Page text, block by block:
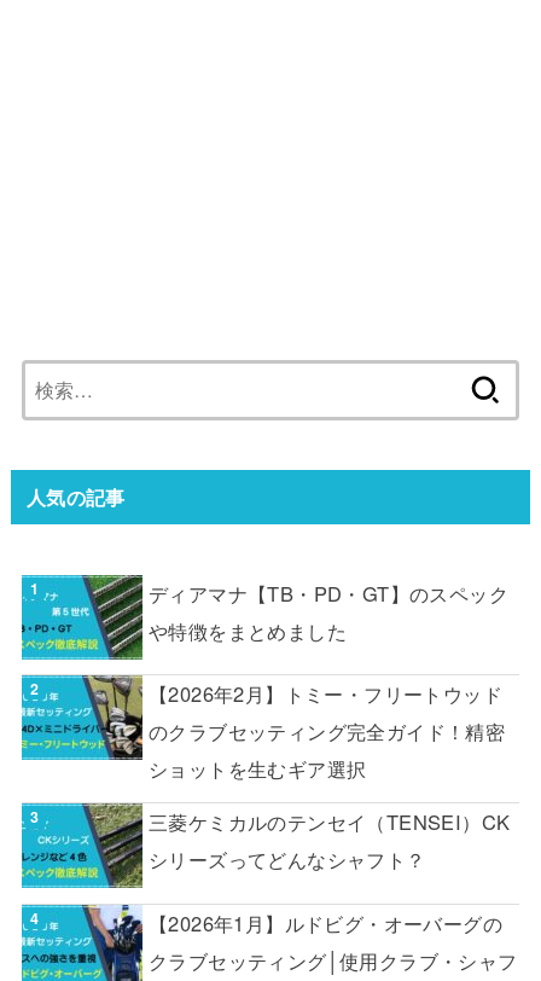
索:
人気の記事
ディアマナ【TB・PD・GT】のスペック
や特徴をまとめました
【2026年2月】トミー・フリートウッド
のクラブセッティング完全ガイド！精密
ショットを生むギア選択
三菱ケミカルのテンセイ（TENSEI）CK
シリーズってどんなシャフト？
【2026年1月】ルドビグ・オーバーグの
クラブセッティング│使用クラブ・シャフ